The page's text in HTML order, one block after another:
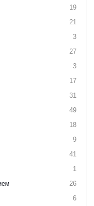
19
21
3
27
3
17
31
49
18
9
41
1
26
6